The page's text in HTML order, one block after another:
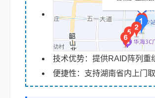
技术优势：提供RAID阵列重
便捷性：支持湖南省内上门